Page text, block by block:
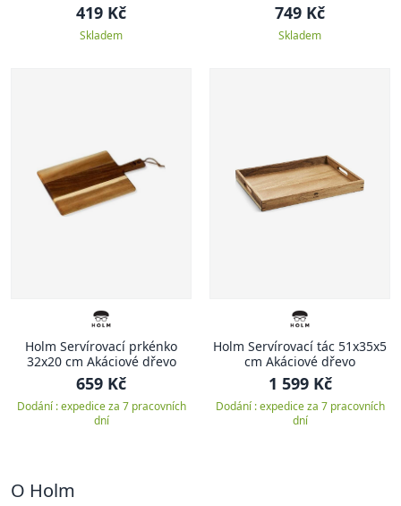
419 Kč
Skladem
749 Kč
Skladem
Holm Servírovací prkénko
32x20 cm Akáciové dřevo
659 Kč
Dodání : expedice za 7 pracovních
dní
Holm Servírovací tác 51x35x5
cm Akáciové dřevo
1 599 Kč
Dodání : expedice za 7 pracovních
dní
O Holm